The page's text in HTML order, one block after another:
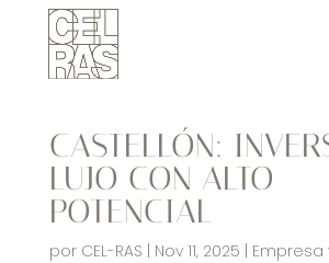
CASTELLÓN:
LUJO CON ALTO
POTENCIAL
por CEL-RAS Nov 11, 2025